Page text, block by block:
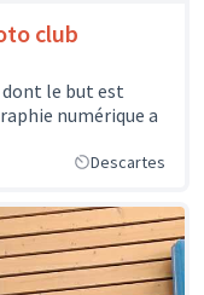
club
dont le but est
numérique a
Descartes